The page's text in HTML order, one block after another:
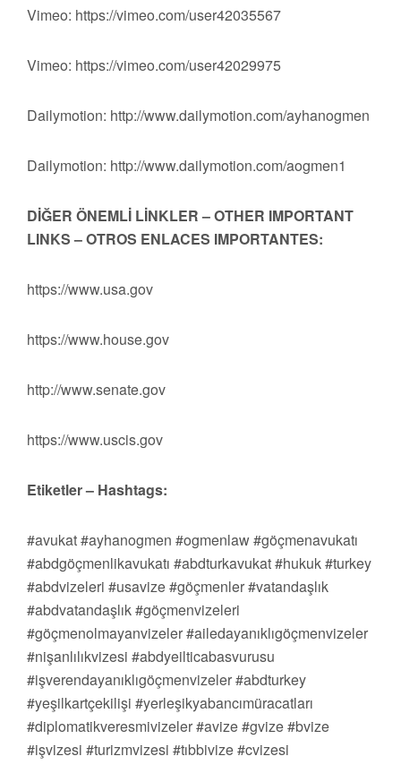
Vimeo: https://vimeo.com/user42035567
Vimeo: https://vimeo.com/user42029975
Dailymotion: http://www.dailymotion.com/ayhanogmen
Dailymotion: http://www.dailymotion.com/aogmen1
DİĞER ÖNEMLİ LİNKLER – OTHER IMPORTANT
LINKS – OTROS ENLACES IMPORTANTES:
https://www.usa.gov
https://www.house.gov
http://www.senate.gov
https://www.uscis.gov
Etiketler – Hashtags:
#avukat #ayhanogmen #ogmenlaw #göçmenavukatı
#abdgöçmenlikavukatı #abdturkavukat #hukuk #turkey
#abdvizeleri #usavize #göçmenler #vatandaşlık
#abdvatandaşlık #göçmenvizeleri
#göçmenolmayanvizeler #ailedayanıklıgöçmenvizeler
#nişanlılıkvizesi #abdyeilticabasvurusu
#işverendayanıklıgöçmenvizeler #abdturkey
#yeşilkartçekilişi #yerleşikyabancımüracatları
#diplomatikveresmivizeler #avize #gvize #bvize
#işvizesi #turizmvizesi #tıbbivize #cvizesi